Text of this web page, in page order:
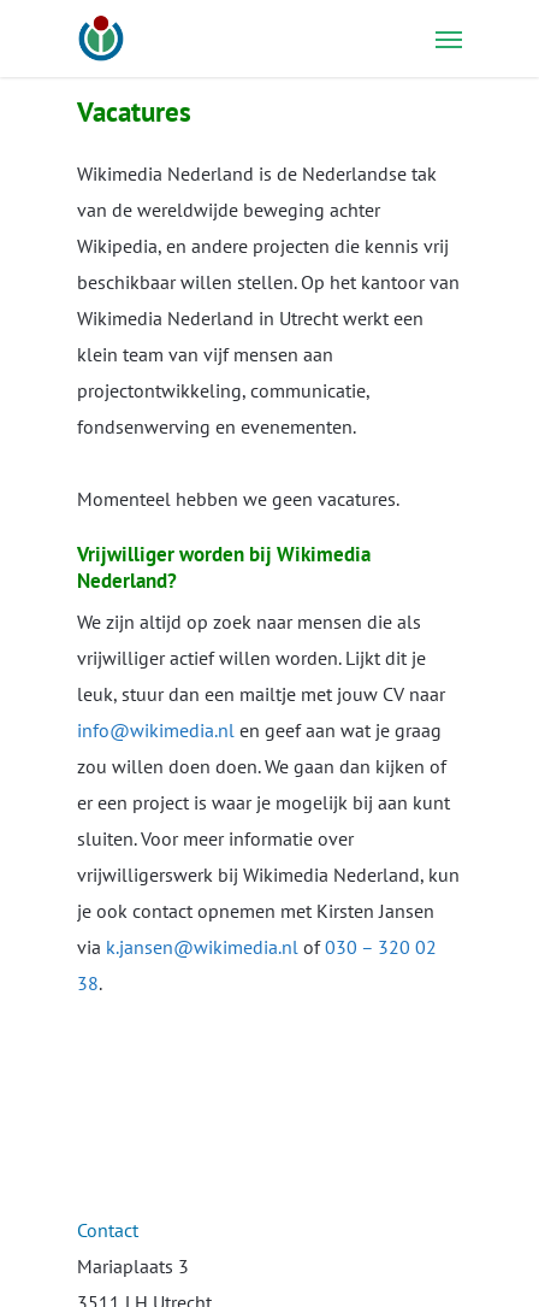
Menu
Vacatures
Wikimedia Nederland is de Nederlandse tak
van de wereldwijde beweging achter
Wikipedia, en andere projecten die kennis vrij
beschikbaar willen stellen. Op het kantoor van
Wikimedia Nederland in Utrecht werkt een
klein team van vijf mensen aan
projectontwikkeling, communicatie,
fondsenwerving en evenementen.
Momenteel hebben we geen vacatures.
Vrijwilliger worden bij Wikimedia
Nederland?
We zijn altijd op zoek naar mensen die als
vrijwilliger actief willen worden. Lijkt dit je
leuk, stuur dan een mailtje met jouw CV naar
info@wikimedia.nl en geef aan wat je graag
zou willen doen doen. We gaan dan kijken of
er een project is waar je mogelijk bij aan kunt
sluiten. Voor meer informatie over
vrijwilligerswerk bij Wikimedia Nederland, kun
je ook contact opnemen met Kirsten Jansen
via k.jansen@wikimedia.nl of030 – 320 02
38.
Contact
Mariaplaats 3